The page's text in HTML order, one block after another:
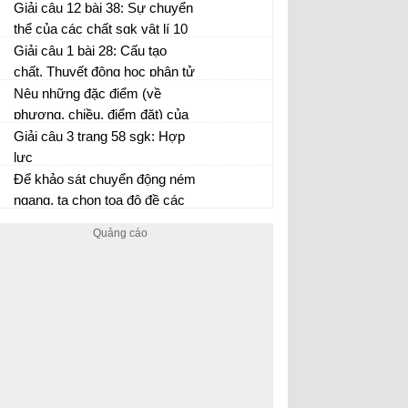
trang 210
Giải câu 12 bài 38: Sự chuyển
thể của các chất sgk vật lí 10
trang 210
Giải câu 1 bài 28: Cấu tạo
chất. Thuyết động học phân tử
chất khí sgk vật lí 10 trang 154
Nêu những đặc điểm (về
phương, chiều, điểm đặt) của
lực đàn hồi của
Giải câu 3 trang 58 sgk: Hợp
lực
Để khảo sát chuyển động ném
ngang, ta chọn tọa độ đề các
Nêu cách phân tích chuyển